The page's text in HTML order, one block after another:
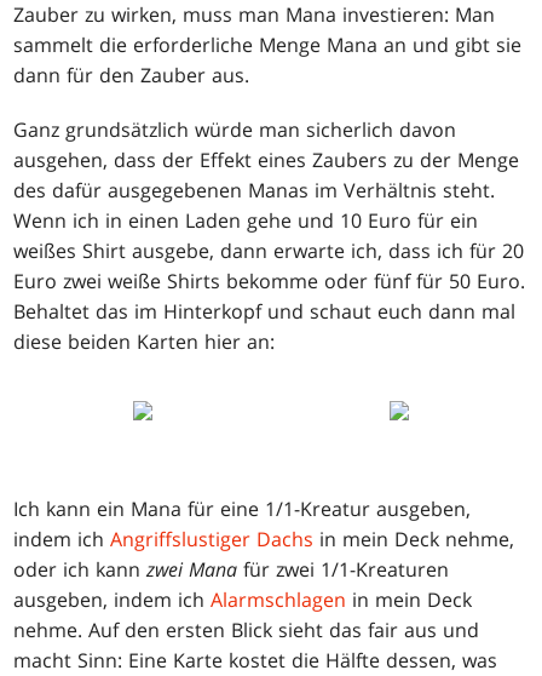
Zauber zu wirken, muss man Mana investieren: Man
sammelt die erforderliche Menge Mana an und gibt sie
dann für den Zauber aus.
Ganz grundsätzlich würde man sicherlich davon
ausgehen, dass der Effekt eines Zaubers zu der Menge
des dafür ausgegebenen Manas im Verhältnis steht.
Wenn ich in einen Laden gehe und 10 Euro für ein
weißes Shirt ausgebe, dann erwarte ich, dass ich für 20
Euro zwei weiße Shirts bekomme oder fünf für 50 Euro.
Behaltet das im Hinterkopf und schaut euch dann mal
diese beiden Karten hier an:
Ich kann ein Mana für eine 1/1-Kreatur ausgeben,
indem ichAngriffslustiger Dachs in mein Deck nehme,
oder ich kannzwei Mana für zwei 1/1-Kreaturen
ausgeben, indem ichAlarmschlagen in mein Deck
nehme. Auf den ersten Blick sieht das fair aus und
macht Sinn: Eine Karte kostet die Hälfte dessen, was